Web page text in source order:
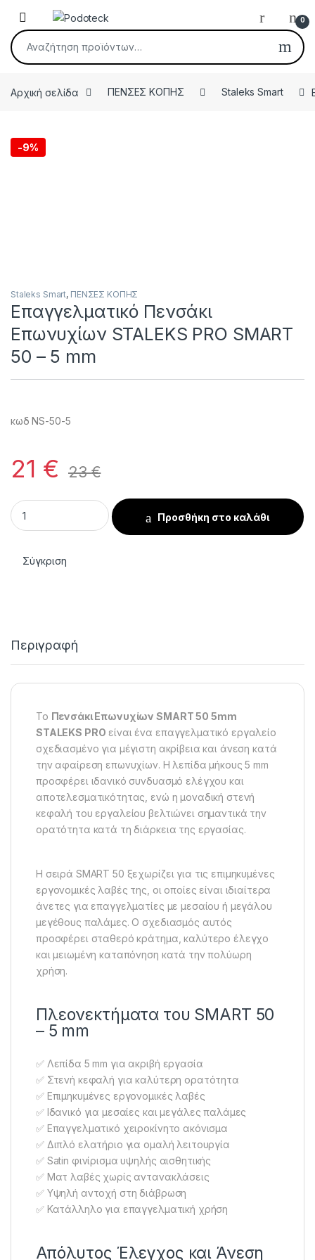
Skip to navigation
Skip to content
Open 0
Αναζήτηση για:
Αρχική σελίδα ΠΕΝΣΕΣ KOΠΗΣ Staleks Smart
-9%
Staleks Smart, ΠΕΝΣΕΣ KOΠΗΣ
Επαγγελματικό Πενσάκι
Επωνυχίων STALEKS PRO SMART
50 – 5 mm
κωδ NS-50-5
21 € 23€
Επαγγελματικό Πενσάκι Επωνυχίων STALEKS PRO SMART
Προσθήκη στο καλάθι
Σύγκριση
Περιγραφή
Το Πενσάκι Επωνυχίων SMART 50 5mm
STALEKS PRO είναι ένα επαγγελματικό εργαλείο
σχεδιασμένο για μέγιστη ακρίβεια και άνεση κατά
την αφαίρεση επωνυχίων. Η λεπίδα μήκους 5 mm
προσφέρει ιδανικό συνδυασμό ελέγχου και
αποτελεσματικότητας, ενώ η μοναδική στενή
κεφαλή του εργαλείου βελτιώνει σημαντικά την
ορατότητα κατά τη διάρκεια της εργασίας.
Η σειρά SMART 50 ξεχωρίζει για τις επιμηκυμένες
εργονομικές λαβές της, οι οποίες είναι ιδιαίτερα
άνετες για επαγγελματίες με μεσαίου ή μεγάλου
μεγέθους παλάμες. Ο σχεδιασμός αυτός
προσφέρει σταθερό κράτημα, καλύτερο έλεγχο
και μειωμένη καταπόνηση κατά την πολύωρη
χρήση.
Πλεονεκτήματα του SMART 50
– 5 mm
✅ Λεπίδα 5 mm για ακριβή εργασία
✅ Στενή κεφαλή για καλύτερη ορατότητα
✅ Επιμηκυμένες εργονομικές λαβές
✅ Ιδανικό για μεσαίες και μεγάλες παλάμες
✅ Επαγγελματικό χειροκίνητο ακόνισμα
✅ Διπλό ελατήριο για ομαλή λειτουργία
✅ Satin φινίρισμα υψηλής αισθητικής
✅ Ματ λαβές χωρίς αντανακλάσεις
✅ Υψηλή αντοχή στη διάβρωση
✅ Κατάλληλο για επαγγελματική χρήση
Απόλυτος Έλεγχος και Άνεση